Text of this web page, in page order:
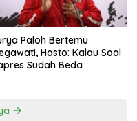
Paloh Bertemu
Hasto: Kalau Soal
Sudah Beda